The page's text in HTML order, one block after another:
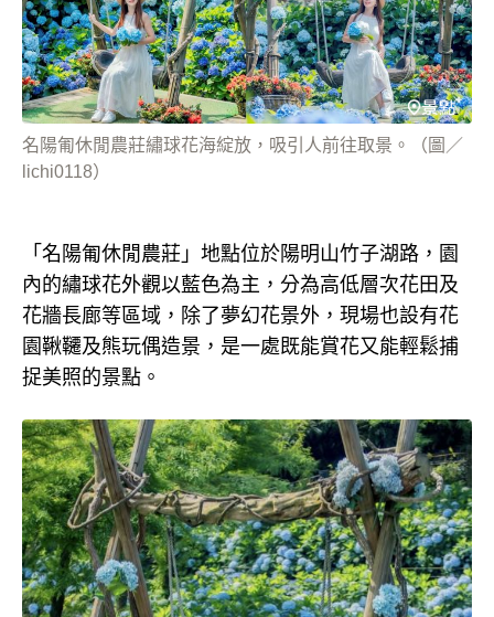
名陽匍休閒農莊繡球花海綻放，吸引人前往取景。（圖／
lichi0118）
「名陽匍休閒農莊」地點位於陽明山竹子湖路，園
內的繡球花外觀以藍色為主，分為高低層次花田及
花牆長廊等區域，除了夢幻花景外，現場也設有花
園鞦韆及熊玩偶造景，是一處既能賞花又能輕鬆捕
捉美照的景點。